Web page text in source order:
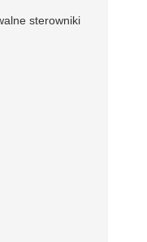
sterowniki